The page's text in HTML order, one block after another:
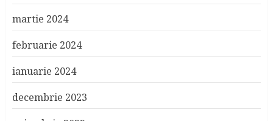
martie 2024
februarie 2024
ianuarie 2024
decembrie 2023